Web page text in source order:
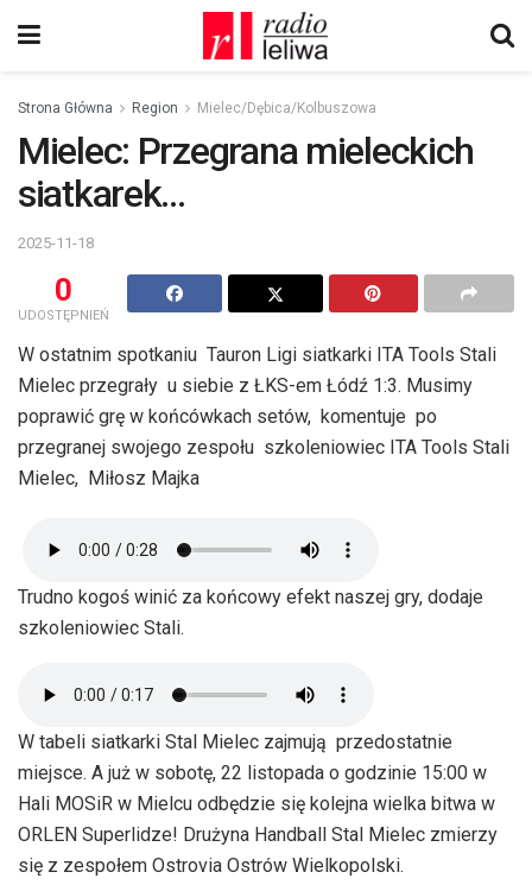
Strona Główna Region Mielec/Dębica/Kolbuszowa
Mielec: Przegrana mieleckich
siatkarek…
2025-11-18
0
UDOSTĘPNIEŃ
W ostatnim spotkaniu Tauron Ligi siatkarki ITA Tools Stali
Mielec przegrały u siebie z ŁKS-em Łódź 1:3. Musimy
poprawić grę w końcówkach setów, komentuje po
przegranej swojego zespołu szkoleniowiec ITA Tools Stali
Mielec, Miłosz Majka
Trudno kogoś winić za końcowy efekt naszej gry, dodaje
szkoleniowiec Stali.
W tabeli siatkarki Stal Mielec zajmują przedostatnie
miejsce. A już w sobotę, 22 listopada o godzinie 15:00 w
Hali MOSiR w Mielcu odbędzie się kolejna wielka bitwa w
ORLEN Superlidze! Drużyna Handball Stal Mielec zmierzy
się z zespołem Ostrovia Ostrów Wielkopolski.